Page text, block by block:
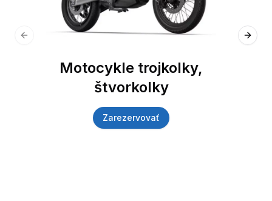
Motocykle trojkolky,
štvorkolky
Zarezervovať
Previous slide Next